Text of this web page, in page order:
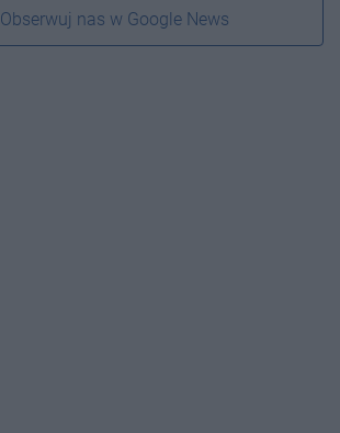
Obserwuj nas w Google News